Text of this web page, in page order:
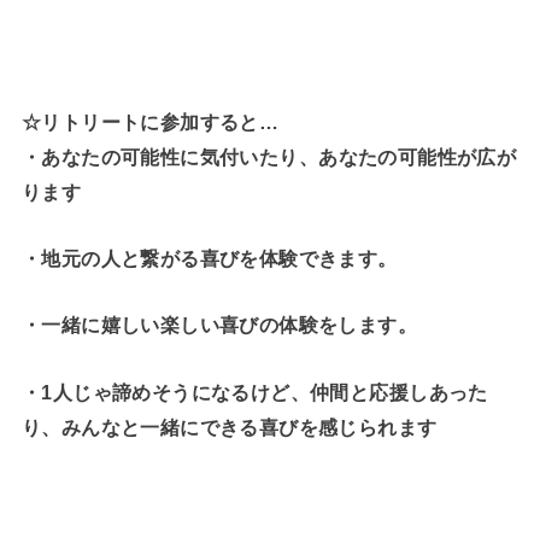
☆リトリートに参加すると…
・ あなたの可能性に気付いたり、あなたの可能性が広が
ります
・地元の人と繋がる喜びを体験できます。
・一緒に嬉しい楽しい喜びの体験をします。
・1人じゃ諦めそうになるけど、仲間と応援しあった
り、みんなと一緒にできる喜びを感じられます